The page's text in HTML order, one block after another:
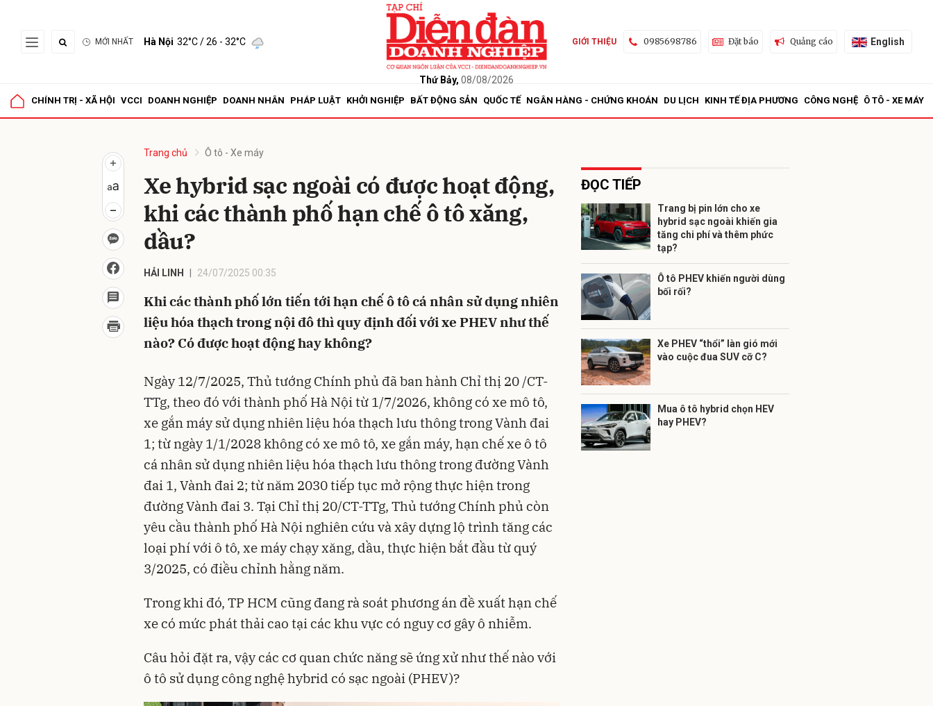
MỚI NHẤT Hà Nội 32°C/ 26 - 32°C
Thứ Bảy, 08/08/2026
GIỚI THIỆU 0985698786 Đặt báo Quảng cáo English
CHÍNH TRỊ - XÃ HỘI VCCI DOANH NGHIỆP DOANH NHÂN PHÁP LUẬT KHỞI NGHIỆP BẤT ĐỘNG SẢN QUỐC TẾ NGÂN HÀNG - CHỨNG KHOÁN DU LỊCH KINH TẾ ĐỊA PHƯƠNG CÔNG NGHỆ Ô TÔ - XE MÁY
Trang chủ Ô tô - Xe máy
Xe hybrid sạc ngoài có được hoạt động,
khi các thành phố hạn chế ô tô xăng,
dầu?
HẢI LINH 24/07/2025 00:35
Khi các thành phố lớn tiến tới hạn chế ô tô cá nhân sử dụng nhiên
liệu hóa thạch trong nội đô thì quy định đối với xe PHEV như thế
nào? Có được hoạt động hay không?
Ngày 12/7/2025, Thủ tướng Chính phủ đã ban hành Chỉ thị 20 /CT-
TTg, theo đó với thành phố Hà Nội từ 1/7/2026, không có xe mô tô,
xe gắn máy sử dụng nhiên liệu hóa thạch lưu thông trong Vành đai
1; từ ngày 1/1/2028 không có xe mô tô, xe gắn máy, hạn chế xe ô tô
cá nhân sử dụng nhiên liệu hóa thạch lưu thông trong đường Vành
đai 1, Vành đai 2; từ năm 2030 tiếp tục mở rộng thực hiện trong
đường Vành đai 3. Tại Chỉ thị 20/CT-TTg, Thủ tướng Chính phủ còn
yêu cầu thành phố Hà Nội nghiên cứu và xây dựng lộ trình tăng các
loại phí với ô tô, xe máy chạy xăng, dầu, thực hiện bắt đầu từ quý
3/2025, có điều chỉnh hằng năm.
Trong khi đó, TP HCM cũng đang rà soát phương án đề xuất hạn chế
xe có mức phát thải cao tại các khu vực có nguy cơ gây ô nhiễm.
Câu hỏi đặt ra, vậy các cơ quan chức năng sẽ ứng xử như thế nào với
ô tô sử dụng công nghệ hybrid có sạc ngoài (PHEV)?
ĐỌC TIẾP
Trang bị pin lớn cho xe
hybrid sạc ngoài khiến gia
tăng chi phí và thêm phức
tạp?
Ô tô PHEV khiến người dùng
bối rối?
Xe PHEV “thổi” làn gió mới
vào cuộc đua SUV cỡ C?
Mua ô tô hybrid chọn HEV
hay PHEV?
Gửi